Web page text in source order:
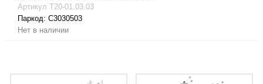
Артикул T20-01.03.03
Паркод: C3030503
Нет в наличии